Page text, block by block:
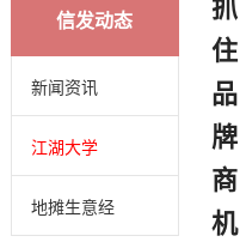
信发动态
新闻资讯
江湖大学
地摊生意经
住
品
牌
商
机